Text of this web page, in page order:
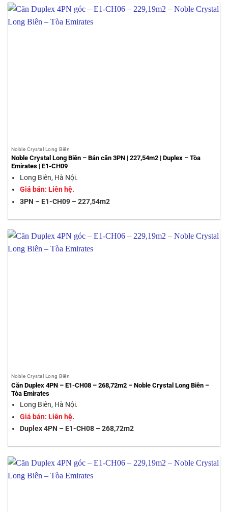
Noble Crystal Long Biên
Noble Crystal Long Biên – Bán căn 3PN | 227,54m2 | Duplex – Tòa
Emirates | E1-CH09
Long Biên, Hà Nội.
Giá bán: Liên hệ.
3PN – E1-CH09 – 227,54m2
Noble Crystal Long Biên
Căn Duplex 4PN – E1-CH08 – 268,72m2 – Noble Crystal Long Biên –
Tòa Emirates
Long Biên, Hà Nội.
Giá bán: Liên hệ.
Duplex 4PN – E1-CH08 – 268,72m2